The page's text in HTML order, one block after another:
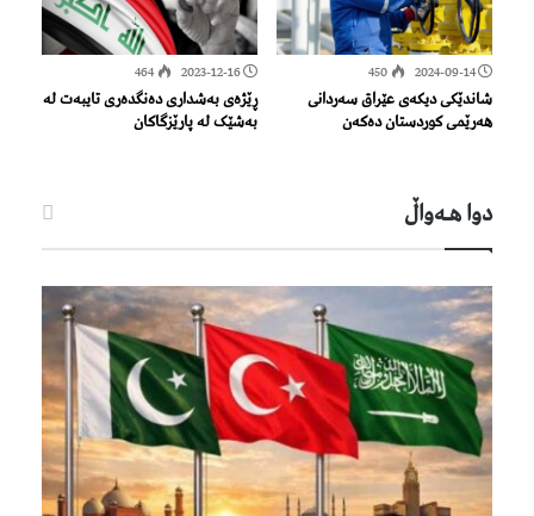
2024-09-14
450
شاندێکى دیکەی عێراق سەردانى
هەرێمى کوردستان دەکەن
2023-12-16
464
ڕێژەی بەشداری دەنگدەری تایبەت لە
بەشێک لە پارێزگاکان
دوا هـه‌واڵ